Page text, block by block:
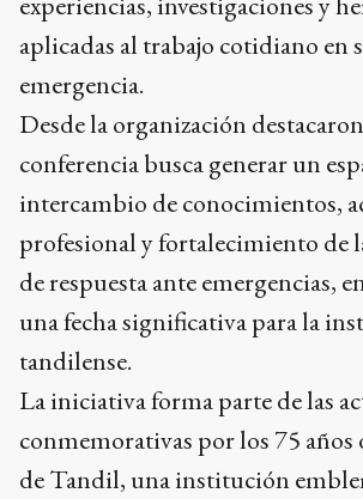
aplicadas al trabajo cotidiano en
emergencia.
Desde la organización
conferencia busca generar un
intercambio de conocimientos,
profesional y fortalecimiento de
de respuesta ante emergencias,
una fecha significativa para la
tandilense.
La iniciativa forma parte de las
conmemorativas por los 75 años
de Tandil, una institución